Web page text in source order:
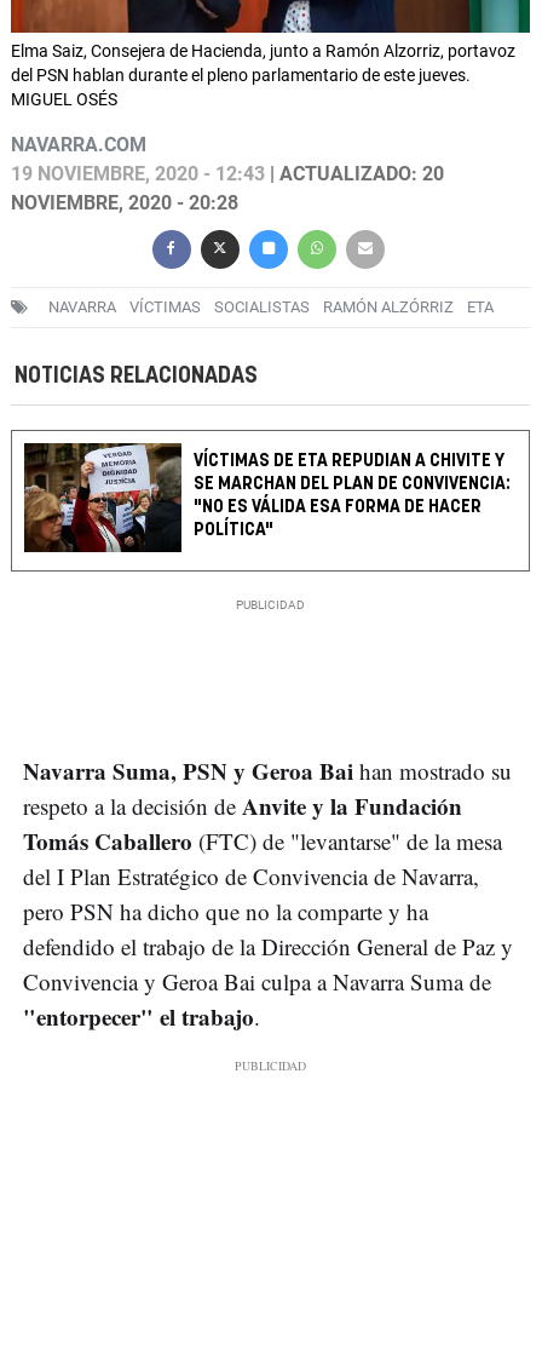
Elma Saiz, Consejera de Hacienda, junto a Ramón Alzorriz, portavoz
del PSN hablan durante el pleno parlamentario de este jueves.
MIGUEL OSÉS
NAVARRA.COM
19 NOVIEMBRE, 2020 - 12:43 | ACTUALIZADO: 20
NOVIEMBRE, 2020 - 20:28
NAVARRA VÍCTIMAS SOCIALISTAS RAMÓN ALZÓRRIZ ETA
NOTICIAS RELACIONADAS
VÍCTIMAS DE ETA REPUDIAN A CHIVITE Y
SE MARCHAN DEL PLAN DE CONVIVENCIA:
"NO ES VÁLIDA ESA FORMA DE HACER
POLÍTICA"
Navarra Suma, PSN y Geroa Bai han mostrado su
respeto a la decisión de Anvite y la Fundación
Tomás Caballero (FTC) de "levantarse" de la mesa
del I Plan Estratégico de Convivencia de Navarra,
pero PSN ha dicho que no la comparte y ha
defendido el trabajo de la Dirección General de Paz y
Convivencia y Geroa Bai culpa a Navarra Suma de
"entorpecer" el trabajo.